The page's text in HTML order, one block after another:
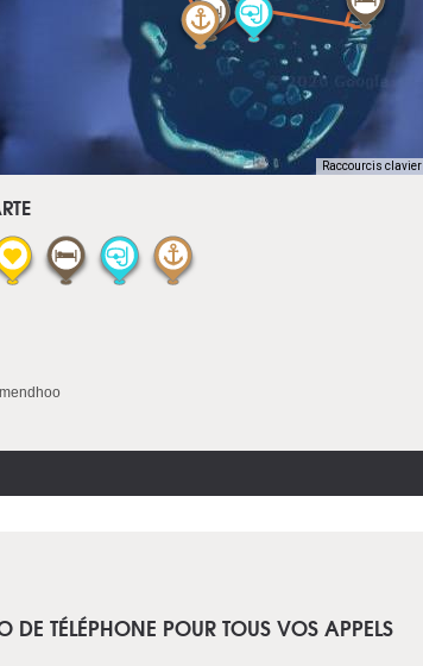
Raccourcis clavier
DE TÉLÉPHONE POUR TOUS VOS APPELS